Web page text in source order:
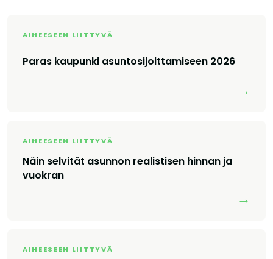
AIHEESEEN LIITTYVÄ
Paras kaupunki asuntosijoittamiseen 2026
→
AIHEESEEN LIITTYVÄ
Näin selvität asunnon realistisen hinnan ja
vuokran
→
AIHEESEEN LIITTYVÄ